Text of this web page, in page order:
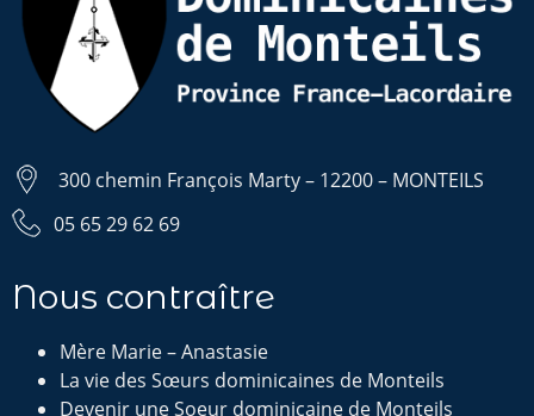
300 chemin François Marty – 12200 – MONTEILS
05 65 29 62 69
Nous contraître
Mère Marie – Anastasie
La vie des Sœurs dominicaines de Monteils
Devenir une Soeur dominicaine de Monteils